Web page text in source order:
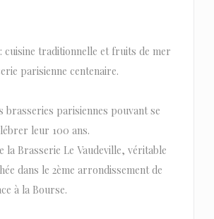
cuisine traditionnelle et fruits de mer
parisienne centenaire.
brasseries parisiennes pouvant se
leur 100 ans.
la Brasserie Le Vaudeville, véritable
dans le 2ème arrondissement de
à la Bourse.